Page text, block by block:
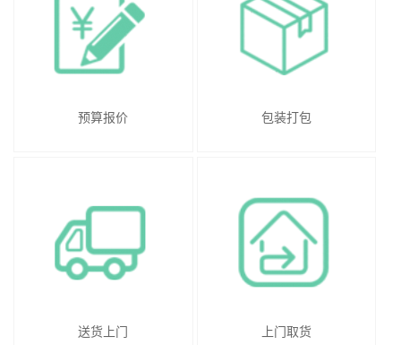
预算报价 包装打包
送货上门 上门取货